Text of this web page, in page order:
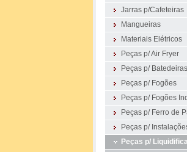
Jarras p/Cafeteiras
Mangueiras
Materiais Elétricos
Peças p/ Air Fryer
Peças p/ Batedeiras
Peças p/ Fogões
Peças p/ Fogões
Peças p/ Ferro de
Peças p/
Peças p/